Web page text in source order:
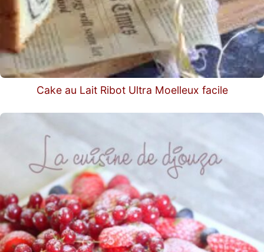
Cake au Lait Ribot Ultra Moelleux facile